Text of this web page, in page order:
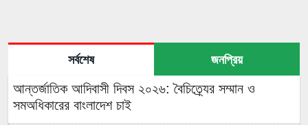
সর্বশেষ জনপ্রিয়
আন্তর্জাতিক আদিবাসী দিবস ২০২৬: বৈচিত্র্যের সম্মান ও
সমঅধিকারের বাংলাদেশ চাই